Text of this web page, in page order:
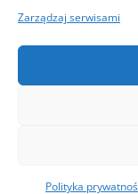
Zarządzaj serwisami
Polityka
Galeria